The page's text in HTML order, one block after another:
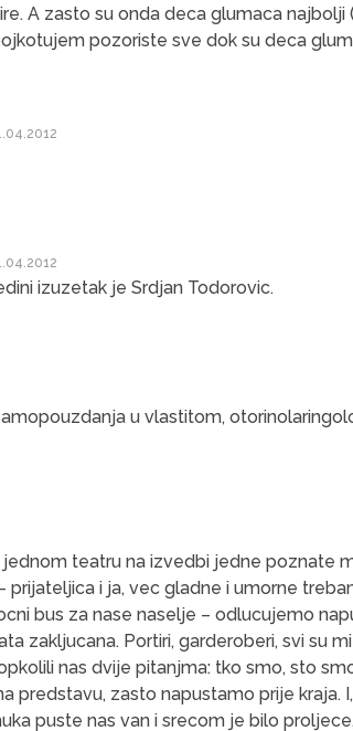
A zasto su onda deca glumaca najbolji
pozoriste sve dok su deca
izuzetak je Srdjan Todorovic.
u vlastitom,
teatru na izvedbi jedne poznate
prijateljica i ja, vec gladne i umorne
bus za nase naselje – odlucujemo
zakljucana. Portiri, garderoberi, svi su
nas dvije pitanjma: tko smo, sto
predstavu, zasto napustamo prije kraja.
puste nas van i srecom je bilo